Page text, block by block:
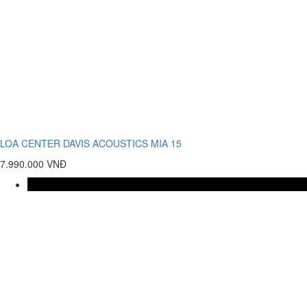
LOA CENTER DAVIS ACOUSTICS MIA 15
7.990.000 VNĐ